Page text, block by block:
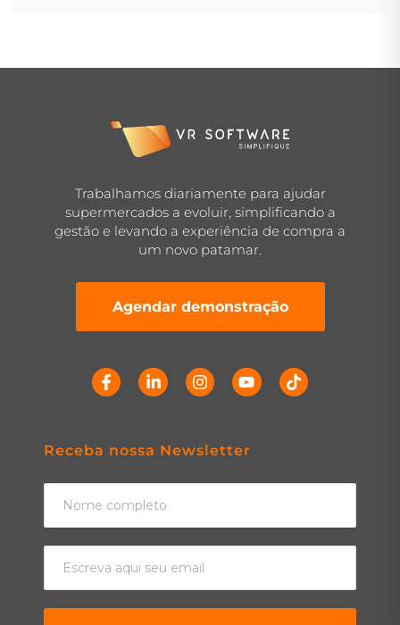
Trabalhamos diariamente para ajudar
supermercados a evoluir, simplificando a
gestão e levando a experiência de compra a
um novo patamar.
Agendar demonstração
Receba nossa Newsletter